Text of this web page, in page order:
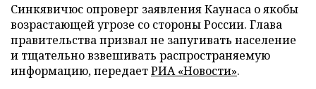
Синкявичюс опроверг заявления Каунаса о якобы
возрастающей угрозе со стороны России. Глава
правительства призвал не запугивать население
и тщательно взвешивать распространяемую
информацию, передаетРИА «Новости».